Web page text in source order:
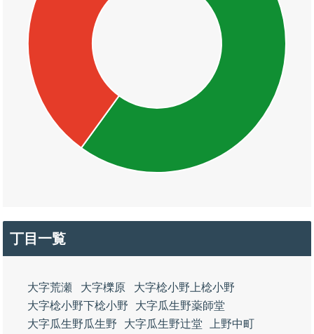
丁目一覧
大字荒瀬 大字櫟原
大字棯小野上棯小野
大字棯小野下棯小野
大字瓜生野薬師堂
大字瓜生野瓜生野
大字瓜生野辻堂 上野中町